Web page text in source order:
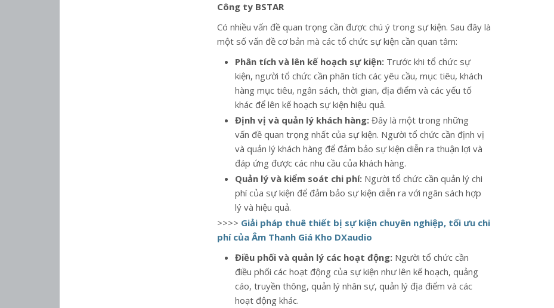
Công ty BSTAR
Có nhiều vấn đề quan trọng cần được chú ý trong sự kiện. Sau đây là
một số vấn đề cơ bản mà các tổ chức sự kiện cần quan tâm:
Phân tích và lên kế hoạch sự kiện: Trước khi tổ chức sự
kiện, người tổ chức cần phân tích các yêu cầu, mục tiêu, khách
hàng mục tiêu, ngân sách, thời gian, địa điểm và các yếu tố
khác để lên kế hoạch sự kiện hiệu quả.
Định vị và quản lý khách hàng: Đây là một trong những
vấn đề quan trọng nhất của sự kiện. Người tổ chức cần định vị
và quản lý khách hàng để đảm bảo sự kiện diễn ra thuận lợi và
đáp ứng được các nhu cầu của khách hàng.
Quản lý và kiểm soát chi phí: Người tổ chức cần quản lý chi
phí của sự kiện để đảm bảo sự kiện diễn ra với ngân sách hợp
lý và hiệu quả.
>>>> Giải pháp thuê thiết bị sự kiện chuyên nghiệp, tối ưu chi
phí của Âm Thanh Giá Kho DXaudio
Điều phối và quản lý các hoạt động: Người tổ chức cần
điều phối các hoạt động của sự kiện như lên kế hoạch, quảng
cáo, truyền thông, quản lý nhân sự, quản lý địa điểm và các
hoạt động khác.